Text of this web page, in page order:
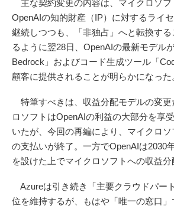
主な契約変更の内容は、マイクロソフ
OpenAIの知的財産（IP）に対するライ
継続しつつも、「非独占」へと転換す
るように翌28日、OpenAIの最新モデル
Bedrock」およびコード生成ツール「
顧客に提供されることが明らかになった
特筆すべきは、収益分配モデルの変更
ロソフトはOpenAIの利益の大部分を享
いたが、今回の再編により、マイクロ
の支払いが終了。一方でOpenAIは2030
を設けた上でマイクロソフトへの収益分
Azureは引き続き「主要クラウドパー
位を維持するが、もはや「唯一の窓口